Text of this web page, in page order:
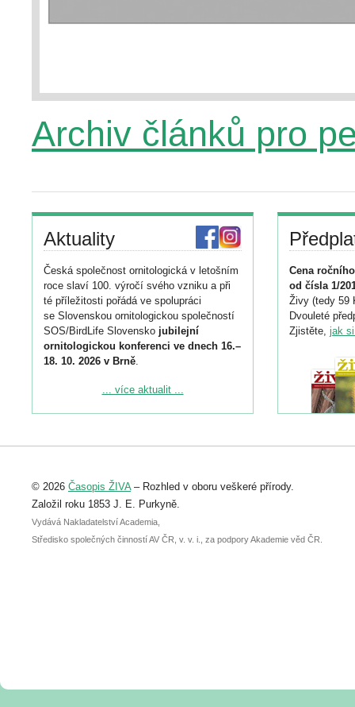
Archiv článků pro
Aktuality
Česká společnost ornitologická v letošním
roce slaví 100. výročí svého vzniku a při
té příležitosti pořádá ve spolupráci
se Slovenskou ornitologickou společností
SOS/BirdLife Slovensko jubilejní
ornitologickou konferenci ve dnech 16.–
18. 10. 2026 v Brně.
Podrobnější informace ke konferenci
Registrovat se můžete do 6. září.
abstraktu přihlášené přednášky nebo
posteru je už 30. června.
... více aktualit ...
Cena
od čísla 1/
Živy (tedy 59
Dvouleté
Zjistěte, jak
© 2026 Časopis ŽIVA– Rozhled v oboru veškeré přírody.
Založil roku 1853 J. E. Purkyně.
Vydává Nakladatelství Academia,
Středisko společných činností AV ČR, v. v. i., za podpory Akademie věd ČR.